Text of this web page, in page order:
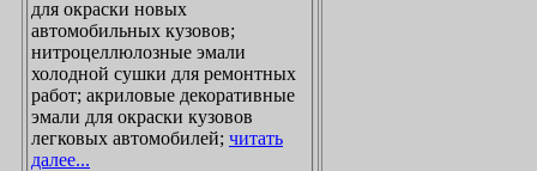
для окраски новых
автомобильных кузовов;
нитроцеллюлозные эмали
холодной сушки для ремонтных
работ; акриловые декоративные
эмали для окраски кузовов
легковых автомобилей; читать
далее...